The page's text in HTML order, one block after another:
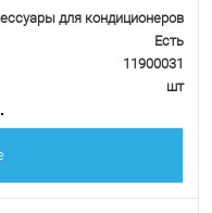
для кондиционеров
Есть
11900031
шт